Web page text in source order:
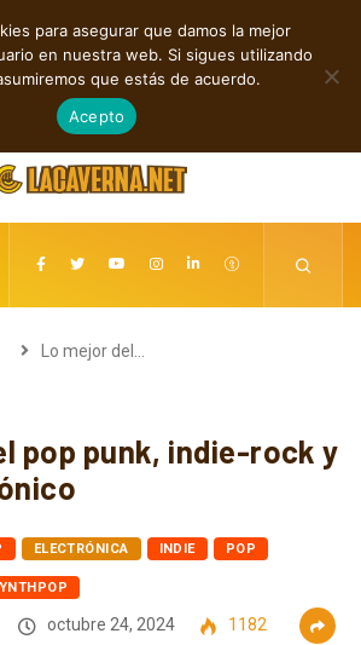
TENDENCIAS
estrenos independientes por descubrir
agosto 7, 2026
Lo mejor del…
pop punk, indie-rock y
ELECTRÓNICA INDIE POP
octubre 24, 2024 1182
para asegurar que damos la mejor
en nuestra web. Si sigues utilizando
que estás de acuerdo.
Acepto